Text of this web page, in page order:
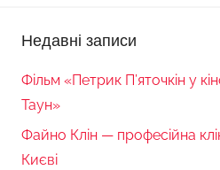
Недавні записи
Фільм «Петрик П’яточкін у
Таун»
Файно Клін — професійна
Києві